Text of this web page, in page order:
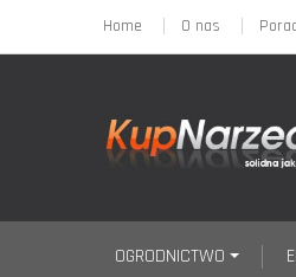
Home O nas
OGRODNICTWO